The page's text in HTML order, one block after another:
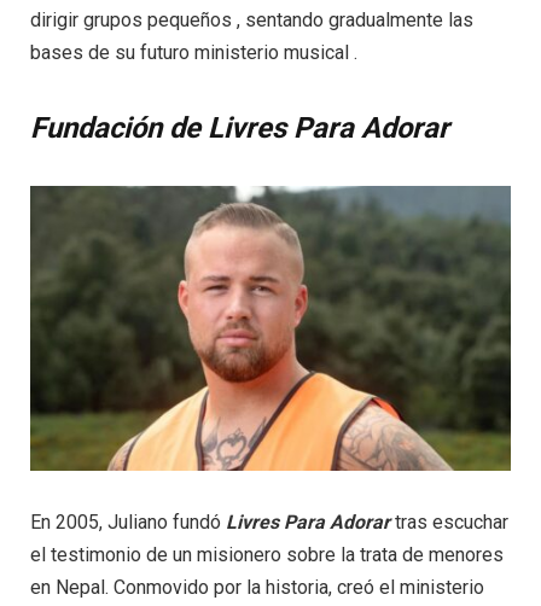
dirigir grupos pequeños , sentando gradualmente las
bases de su futuro ministerio musical .
Fundación de Livres Para Adorar
En 2005, Juliano fundó Livres Para Adorartras escuchar
el testimonio de un misionero sobre la trata de menores
en Nepal. Conmovido por la historia, creó el ministerio